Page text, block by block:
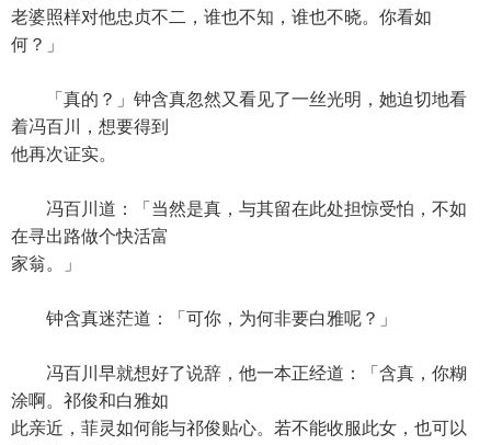
老婆照样对他忠贞不二，谁也不知，谁也不晓。你看如
何？」
「真的？」钟含真忽然又看见了一丝光明，她迫切地看
着冯百川，想要得到
他再次证实。
冯百川道：「当然是真，与其留在此处担惊受怕，不如
在寻出路做个快活富
家翁。」
钟含真迷茫道：「可你，为何非要白雅呢？」
冯百川早就想好了说辞，他一本正经道：「含真，你糊
涂啊。祁俊和白雅如
此亲近，菲灵如何能与祁俊贴心。若不能收服此女，也可以